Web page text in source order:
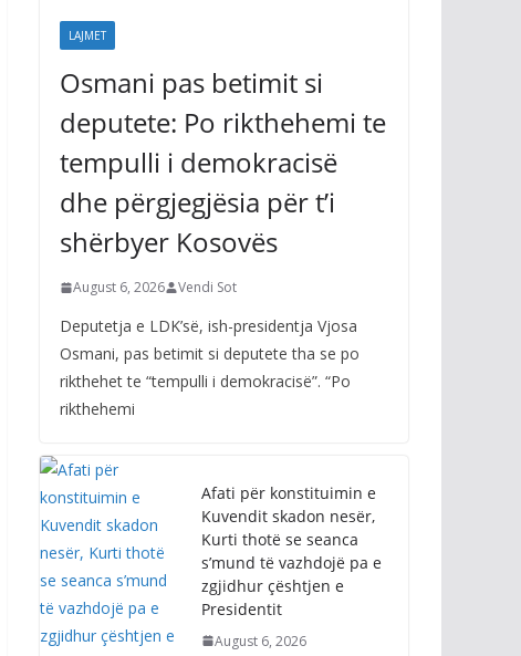
LAJMET
Osmani pas betimit si
deputete: Po rikthehemi te
tempulli i demokracisë
dhe përgjegjësia për t’i
shërbyer Kosovës
August 6, 2026 Vendi Sot
Deputetja e LDK’së, ish-presidentja Vjosa
Osmani, pas betimit si deputete tha se po
rikthehet te “tempulli i demokracisë”. “Po
rikthehemi
Afati për konstituimin e
Kuvendit skadon nesër,
Kurti thotë se seanca
s’mund të vazhdojë pa e
zgjidhur çështjen e
Presidentit
August 6, 2026